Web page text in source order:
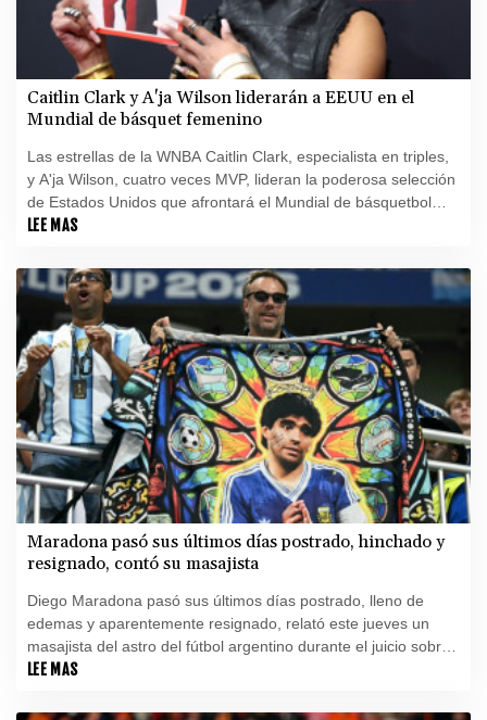
Caitlin Clark y A'ja Wilson liderarán a EEUU en el
Mundial de básquet femenino
Las estrellas de la WNBA Caitlin Clark, especialista en triples,
y A'ja Wilson, cuatro veces MVP, lideran la poderosa selección
de Estados Unidos que afrontará el Mundial de básquetbol
femenino del 4 al 13 de septiembre en Berlín.
LEE MAS
Maradona pasó sus últimos días postrado, hinchado y
resignado, contó su masajista
Diego Maradona pasó sus últimos días postrado, lleno de
edemas y aparentemente resignado, relató este jueves un
masajista del astro del fútbol argentino durante el juicio sobre
las circunstancias de su muerte hace más de cinco años.
LEE MAS